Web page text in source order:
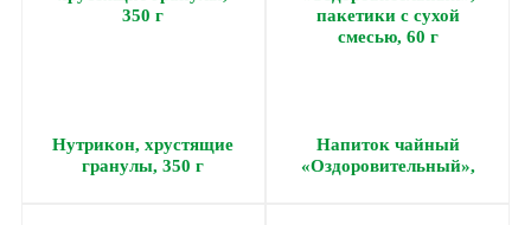
Нутрикон, хрустящие
гранулы, 350 г
Напиток чайный
«Оздоровительный»,